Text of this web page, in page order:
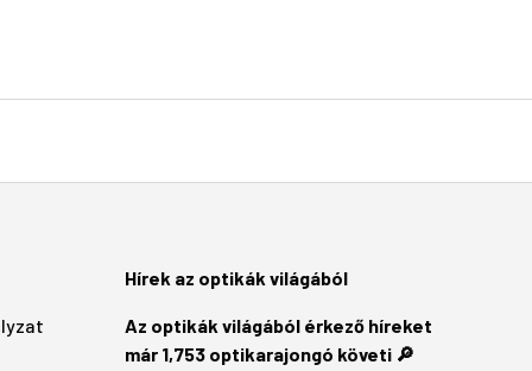
Hírek az optikák világából
Az optikák világából érkező híreket
már 1,753 optikarajongó követi 🔎